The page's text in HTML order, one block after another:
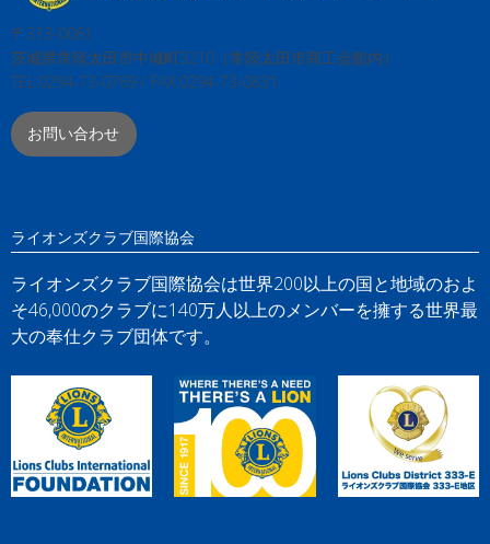
〒313-0061
茨城県常陸太田市中城町3210（常陸太田市商工会館内）
TEL:0294-73-0769 / FAX:0294-73-0831
お問い合わせ
ライオンズクラブ国際協会
ライオンズクラブ国際協会は世界200以上の国と地域のおよ
そ46,000のクラブに140万人以上のメンバーを擁する世界最
大の奉仕クラブ団体です。